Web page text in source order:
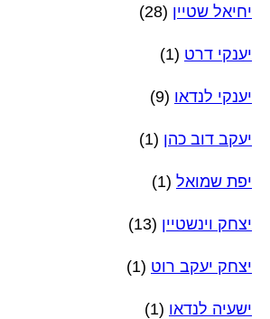
יחיאל שטיין (28)
יענקי דרט (1)
יענקי לנדאו (9)
יעקב דוב כהן (1)
יפת שמואל (1)
יצחק וינשטיין (13)
יצחק יעקב רוט (1)
ישעיה לנדאו (1)